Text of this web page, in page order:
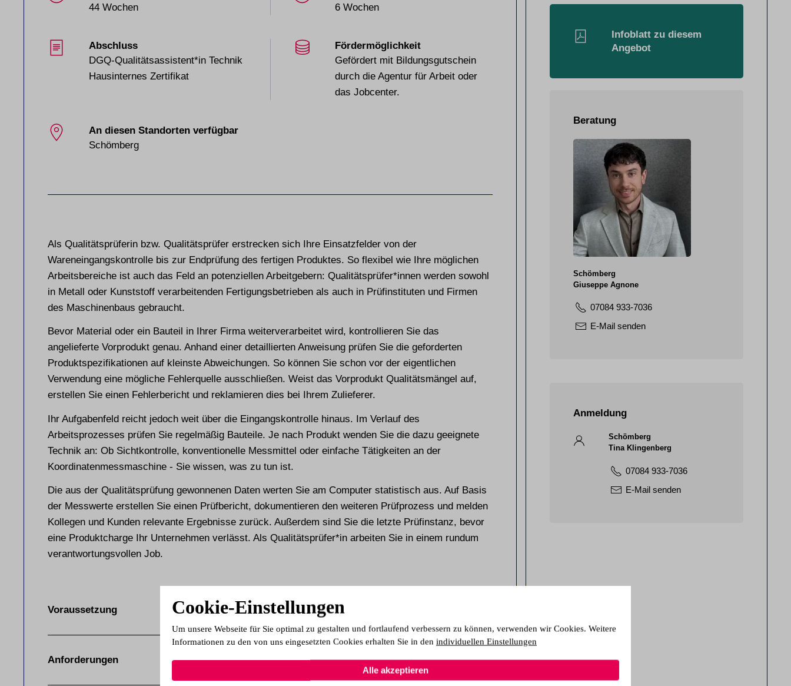
44 Wochen
6 Wochen
Abschluss
DGQ-Qualitätsassistent*in Technik
Hausinternes Zertifikat
Fördermöglichkeit
Gefördert mit Bildungsgutschein
durch die Agentur für Arbeit oder
das Jobcenter.
An diesen Standorten verfügbar
Schömberg
Als Qualitätsprüferin bzw. Qualitätsprüfer erstrecken sich Ihre Einsatzfelder von der
Wareneingangskontrolle bis zur Endprüfung des fertigen Produktes. So flexibel wie Ihre möglichen
Arbeitsbereiche ist auch das Feld an potenziellen Arbeitgebern: Qualitätsprüfer*innen werden sowohl
in Metall oder Kunststoff verarbeitenden Fertigungsbetrieben als auch in Prüfinstituten und Firmen
des Maschinenbaus gebraucht.
Bevor Material oder ein Bauteil in Ihrer Firma weiterverarbeitet wird, kontrollieren Sie das
angelieferte Vorprodukt genau. Anhand einer detaillierten Anweisung prüfen Sie die geforderten
Produktspezifikationen auf kleinste Abweichungen. So können Sie schon vor der eigentlichen
Verwendung eine mögliche Fehlerquelle ausschließen. Weist das Vorprodukt Qualitätsmängel auf,
erstellen Sie einen Fehlerbericht und reklamieren dies bei Ihrem Zulieferer.
Ihr Aufgabenfeld reicht jedoch weit über die Eingangskontrolle hinaus. Im Verlauf des
Arbeitsprozesses prüfen Sie regelmäßig Bauteile. Je nach Produkt wenden Sie die dazu geeignete
Technik an: Ob Sichtkontrolle, konventionelle Messmittel oder einfache Tätigkeiten an der
Koordinatenmessmaschine - Sie wissen, was zu tun ist.
Die aus der Qualitätsprüfung gewonnenen Daten werten Sie am Computer statistisch aus. Auf Basis
der Messwerte erstellen Sie einen Prüfbericht, dokumentieren den weiteren Prüfprozess und melden
Kollegen und Kunden relevante Ergebnisse zurück. Außerdem sind Sie die letzte Prüfinstanz, bevor
eine Produktcharge Ihr Unternehmen verlässt. Als Qualitätsprüfer*in arbeiten Sie in einem rundum
verantwortungsvollen Job.
Voraussetzung
Anforderungen
Infoblatt zu diesem
Angebot
Beratung
Schömberg
Giuseppe Agnone
07084 933-7036
E-Mail senden
Anmeldung
Schömberg
Tina Klingenberg
07084 933-7036
E-Mail senden
Cookie-Einstellungen
Um unsere Webseite für Sie optimal zu gestalten und fortlaufend verbessern zu können, verwenden wir Cookies. Weitere
Informationen zu den von uns eingesetzten Cookies erhalten Sie in den individuellen Einstellungen
Alle akzeptieren